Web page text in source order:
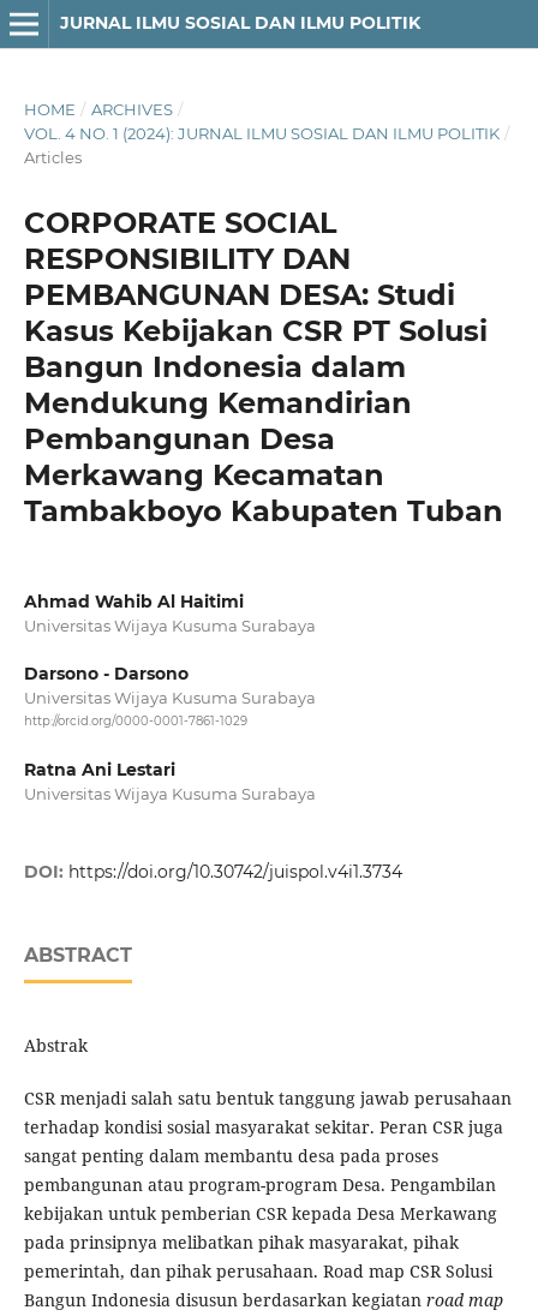
JURNAL ILMU SOSIAL DAN ILMU POLITIK
HOME / ARCHIVES /
VOL. 4 NO. 1 (2024): JURNAL ILMU SOSIAL DAN ILMU POLITIK /
Articles
CORPORATE SOCIAL
RESPONSIBILITY DAN
PEMBANGUNAN DESA: Studi
Kasus Kebijakan CSR PT Solusi
Bangun Indonesia dalam
Mendukung Kemandirian
Pembangunan Desa
Merkawang Kecamatan
Tambakboyo Kabupaten Tuban
Ahmad Wahib Al Haitimi
Universitas Wijaya Kusuma Surabaya
Darsono - Darsono
Universitas Wijaya Kusuma Surabaya
http://orcid.org/0000-0001-7861-1029
Ratna Ani Lestari
Universitas Wijaya Kusuma Surabaya
DOI: https://doi.org/10.30742/juispol.v4i1.3734
ABSTRACT
Abstrak
CSR menjadi salah satu bentuk tanggung jawab perusahaan
terhadap kondisi sosial masyarakat sekitar. Peran CSR juga
sangat penting dalam membantu desa pada proses
pembangunan atau program-program Desa. Pengambilan
kebijakan untuk pemberian CSR kepada Desa Merkawang
pada prinsipnya melibatkan pihak masyarakat, pihak
pemerintah, dan pihak perusahaan. Road map CSR Solusi
Bangun Indonesia disusun berdasarkan kegiatan road map